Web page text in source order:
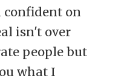
on
isn't over
people but
what I